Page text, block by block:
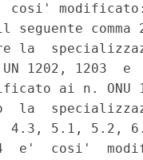
cosi'
seguente comma
la
1202, 1203
ai n. ONU
la
4.3, 5.1, 5.2,
e'  cosi'